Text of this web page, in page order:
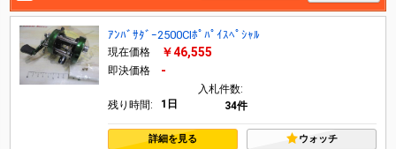
ｱﾝﾊﾞｻﾀﾞｰ2500CIﾎﾟﾊﾟｲｽﾍﾟｼｬﾙ
現在価格 ￥46,555
即決価格 -
残り時間: 1日
入札件数:
34件
詳細を見る ウォッチ